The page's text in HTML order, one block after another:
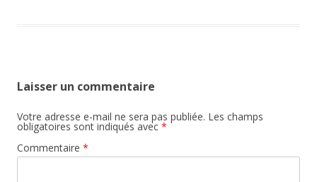
Laisser un commentaire
Votre adresse e-mail ne sera pas publiée. Les champs
obligatoires sont indiqués avec *
Commentaire *